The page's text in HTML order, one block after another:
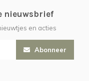
nieuwsbrief
en acties
Abonneer